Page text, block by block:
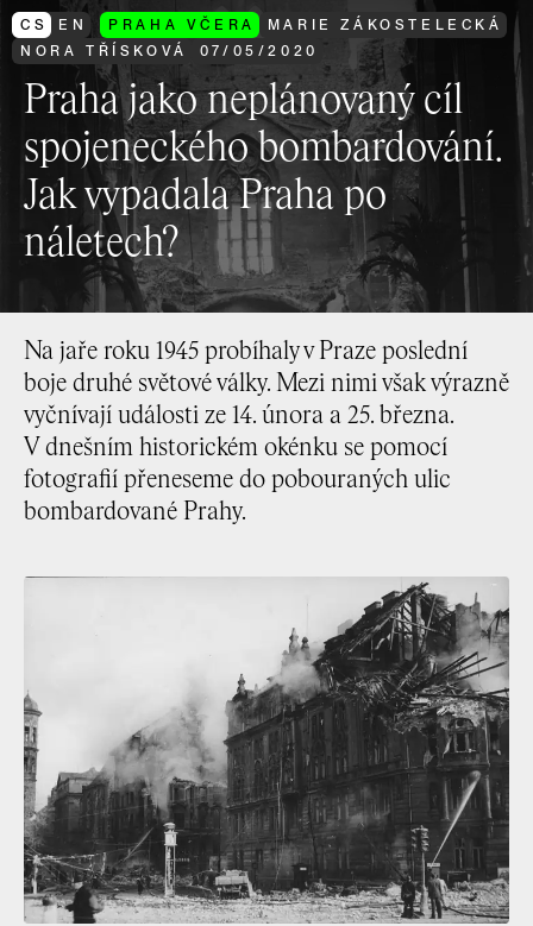
CS EN PRAHA VČERA
MARIE ZÁKOSTELECKÁ
NORA TŘÍSKOVÁ
07/ 05 /2020
Praha jako neplánovaný cíl
spojeneckého bombardování.
Jak vypadala Praha po
náletech?
Na jaře roku 1945 probíhaly v Praze poslední
boje druhé světové války. Mezi nimi však výrazně
vyčnívají události ze 14. února a 25. března.
V dnešním historickém okénku se pomocí
fotografií přeneseme do pobouraných ulic
bombardované Prahy.